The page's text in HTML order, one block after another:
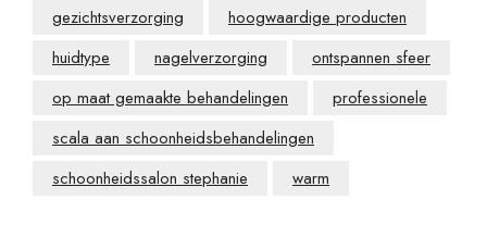
gezichtsverzorging
hoogwaardige producten
huidtype
nagelverzorging
ontspannen sfeer
op maat gemaakte behandelingen
professionele
scala aan schoonheidsbehandelingen
schoonheidssalon stephanie
warm